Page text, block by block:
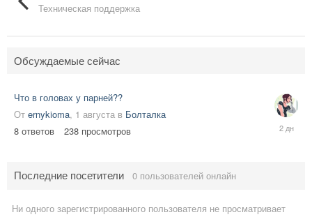
Техническая поддержка
Обсуждаемые сейчас
Что в головах у парней??
От ernykioma, 1 августа в Болталка
8 ответов 238 просмотров
Thursday
Последние посетители 0 пользователей онлайн
Ни одного зарегистрированного пользователя не просматривает